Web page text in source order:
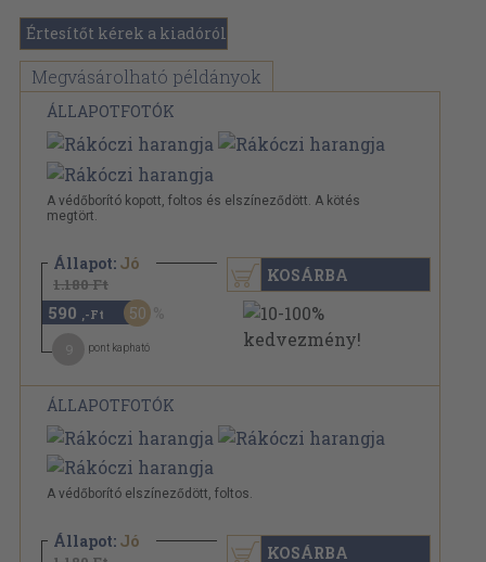
Értesítőt kérek a kiadóról
Megvásárolható példányok
ÁLLAPOTFOTÓK
A védőborító kopott, foltos és elszíneződött. A kötés
megtört.
Állapot: Jó
1.180 Ft
590 ,-Ft 50
pont kapható
KOSÁRBA
ÁLLAPOTFOTÓK
A védőborító elszíneződött, foltos.
Állapot: Jó
KOSÁRBA